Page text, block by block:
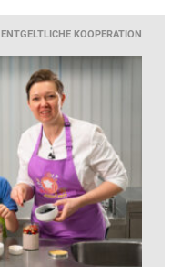
ENTGELTLICHE KOOPERATION